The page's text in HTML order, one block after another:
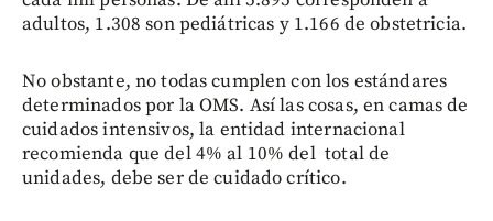
adultos, 1.308 son pediátricas y 1.166 de obstetricia.
No obstante, no todas cumplen con los estándares
determinados por la OMS. Así las cosas, en camas de
cuidados intensivos, la entidad internacional
recomienda que del 4% al 10% del total de
unidades, debe ser de cuidado crítico.